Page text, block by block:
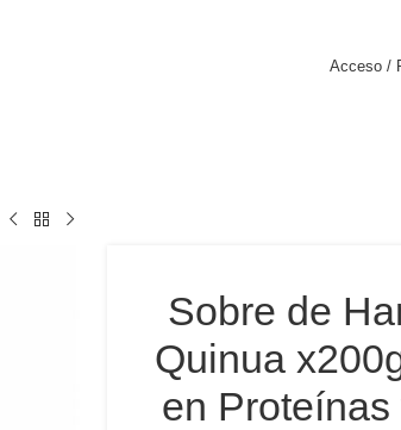
Acceso /
Sobre de
Quinua
en